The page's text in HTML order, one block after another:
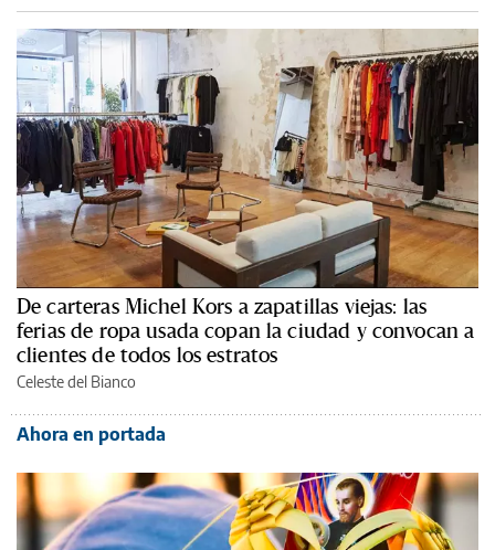
De carteras Michel Kors a zapatillas viejas: las
ferias de ropa usada copan la ciudad y convocan a
clientes de todos los estratos
Celeste del Bianco
Ahora en portada